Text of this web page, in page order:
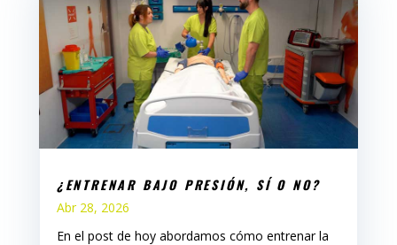
¿ENTRENAR BAJO PRESIÓN, SÍ O NO?
Abr 28, 2026
En el post de hoy abordamos cómo entrenar la